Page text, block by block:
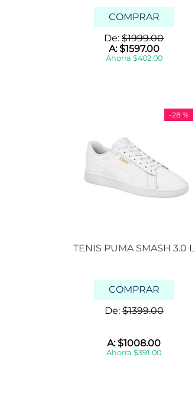
COMPRAR
De:$1999.00
A:$1597.00
Ahorra $402.00
-28 %
TENIS PUMA SMASH 3.0 L
COMPRAR
De:$1399.00
A:$1008.00
Ahorra$391.00